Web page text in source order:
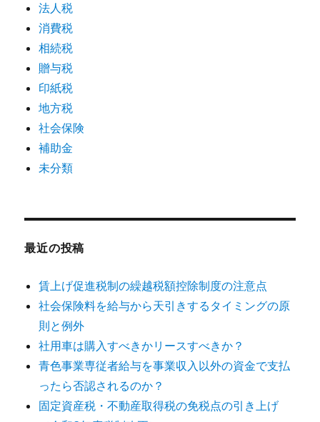
法人税
消費税
相続税
贈与税
印紙税
地方税
社会保険
補助金
未分類
最近の投稿
賃上げ促進税制の繰越税額控除制度の注意点
社会保険料を給与から天引きするタイミングの原
則と例外
社用車は購入すべきかリースすべきか？
青色事業専従者給与を事業収入以外の資金で支払
ったら否認されるのか？
固定資産税・不動産取得税の免税点の引き上げ